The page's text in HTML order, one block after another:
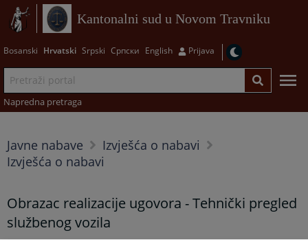
Kantonalni sud u Novom Travniku
Bosanski Hrvatski Srpski Српски English Prijava
Napredna pretraga
Javne nabave
Izvješća o nabavi
Izvješća o nabavi
Obrazac realizacije ugovora - Tehnički pregled
službenog vozila